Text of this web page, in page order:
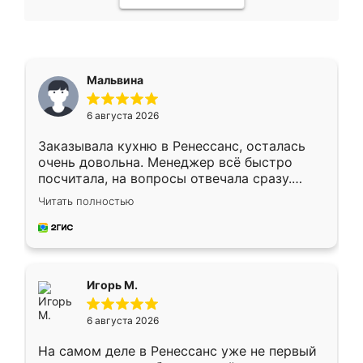
Мальвина
6 августа 2026
Заказывала кухню в Ренессанс, осталась
очень довольна. Менеджер всё быстро
посчитала, на вопросы отвечала сразу.
Замерщик приехал в субботу, подошёл к
делу со всей ответственностью. Собрали
за день, ребята работали аккуратно, даже
Читать полностью
Игорь М.
6 августа 2026
На самом деле в Ренессанс уже не первый